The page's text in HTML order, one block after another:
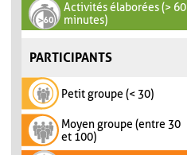
Activités élaborées (> 60
minutes)
PARTICIPANTS
Petit groupe (< 30)
Moyen groupe (entre 30
et 100)